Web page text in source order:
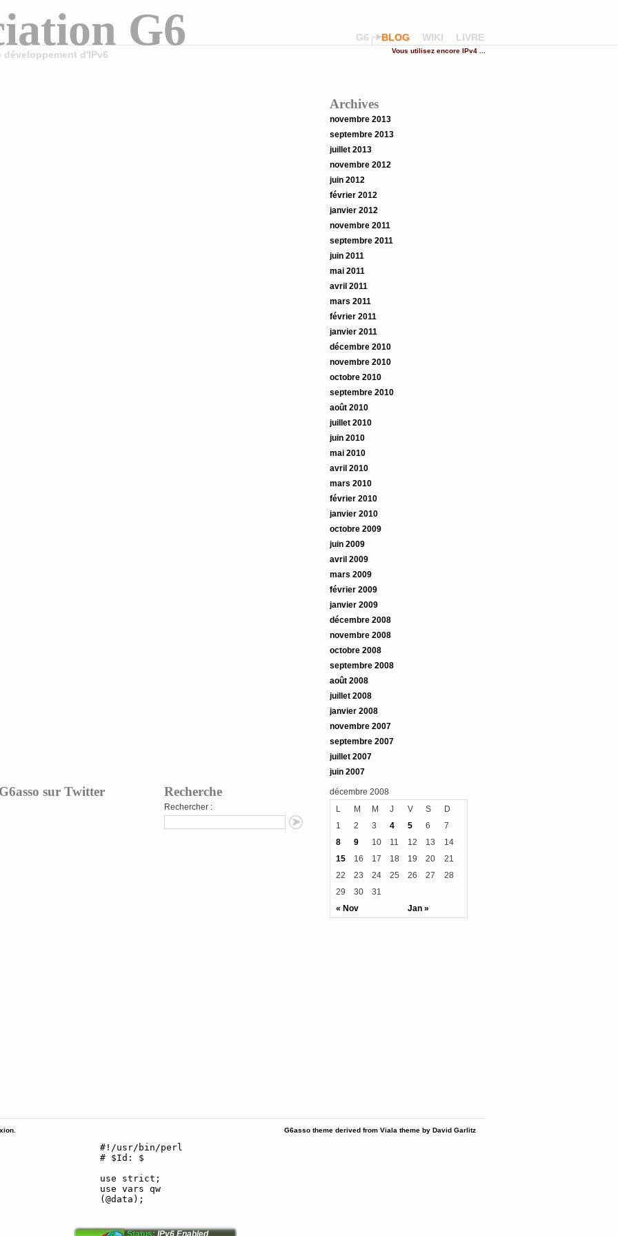
G6
d'IPv6
G6 BLOG WIKI LIVRE
Vous utilisez encore IPv4 ...
Archives
novembre 2013
septembre 2013
juillet 2013
novembre 2012
juin 2012
février 2012
janvier 2012
novembre 2011
septembre 2011
juin 2011
mai 2011
avril 2011
mars 2011
février 2011
janvier 2011
décembre 2010
novembre 2010
octobre 2010
septembre 2010
août 2010
juillet 2010
juin 2010
mai 2010
avril 2010
mars 2010
février 2010
janvier 2010
octobre 2009
juin 2009
avril 2009
mars 2009
février 2009
janvier 2009
décembre 2008
novembre 2008
octobre 2008
septembre 2008
août 2008
juillet 2008
janvier 2008
novembre 2007
septembre 2007
juillet 2007
juin 2007
G6asso sur Twitter Recherche
Rechercher :
décembre 2008
L
M M J V S D
« Nov Jan »
1 2 3 4 5 6
7
8
9 10 11 12 13
14
15
16 17 18 19 20
21
22
23 24 25 26 27
28
29
30 31
G6asso theme derived from Viala theme by David Garlitz
Status: IPv6 Enabled